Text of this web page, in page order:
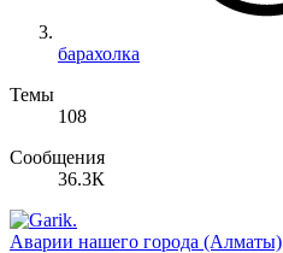
барахолка
Темы
108
Сообщения
36.3К
Аварии нашего города (Алматы)